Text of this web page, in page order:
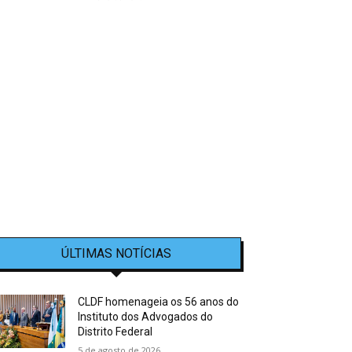
ÚLTIMAS NOTÍCIAS
CLDF homenageia os 56 anos do
Instituto dos Advogados do
Distrito Federal